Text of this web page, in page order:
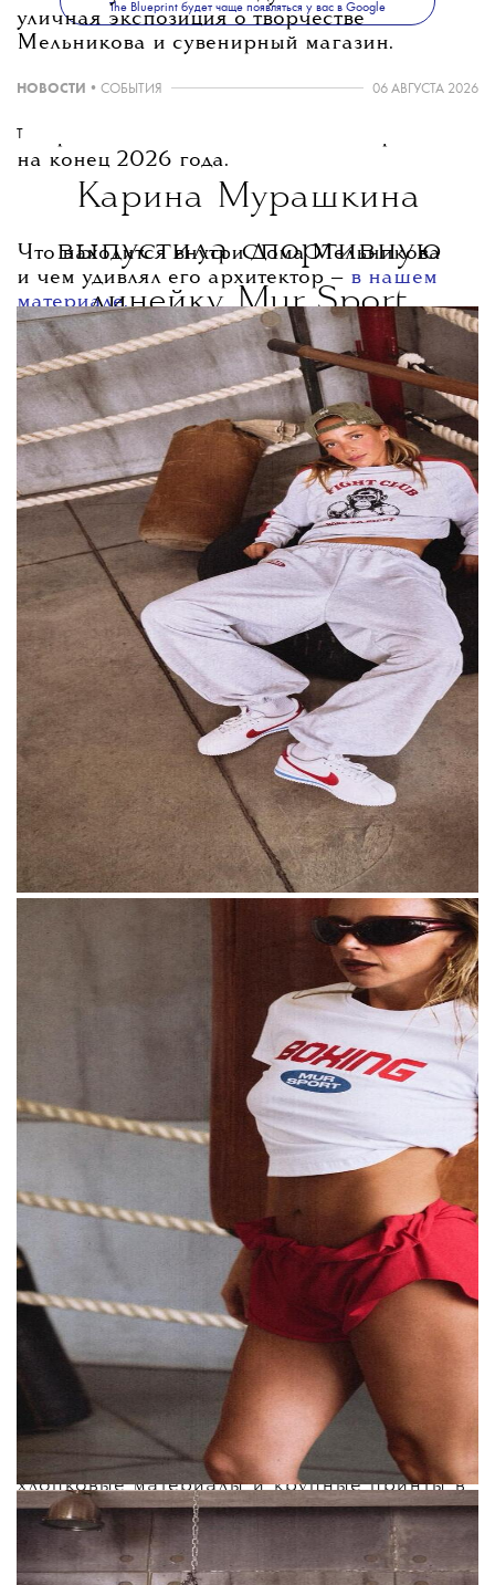
уличная экспозиция о творчестве
Мельникова и сувенирный магазин.
Открытие для посетителей запланировано
на конец 2026 года.
Что находится внутри Дома Мельникова
и чем удивлял его архитектор — в нашем
материале.
The Blueprint будет чаще появляться у вас в Google
НОВОСТИ • СОБЫТИЯ 06 АВГУСТА 2026
T
Карина Мурашкина
выпустила спортивную
линейку Mur Sport
Блогер Карина Мурашкина представила
свою первую спортивную линейку Mur
Sport — в нее вошли хлопковые майки,
шорты и другие базовые вещи.По словам
Мурашкиной, идея появилась после того,
как полтора года назад она сама начала
заниматься спортом, похудела и привела
свое тело в хорошую форму. Позже она
увлеклась боксом, и вокруг этой темы
сформировалось сообщество, что
подтолкнуло команду к запуску новой
категории одежды.
За дизайн отвечала сама Мурашкина
вместе с арт-директором бренда Юлией
Боровик и дизайнером Аленой Кунц. По
словам Карины, главные отличия новой
линейки от других похожих брендов —
хлопковые материалы и крупные принты в
эстетике 90-х вместо привычного
минимализма: